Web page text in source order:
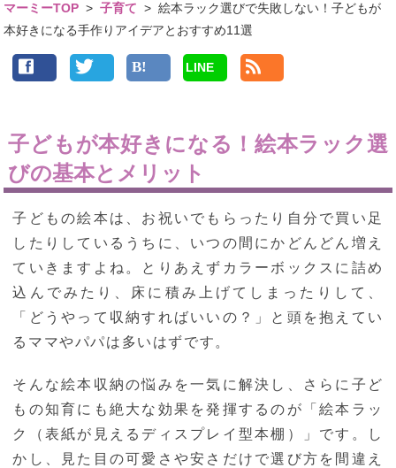
マーミーTOP >子育て >絵本ラック選びで失敗しない！子どもが
本好きになる手作りアイデアとおすすめ11選
LINE
子どもが本好きになる！絵本ラック選
びの基本とメリット
子どもの絵本は、お祝いでもらったり自分で買い足
したりしているうちに、いつの間にかどんどん増え
ていきますよね。とりあえずカラーボックスに詰め
込んでみたり、床に積み上げてしまったりして、
「どうやって収納すればいいの？」と頭を抱えてい
るママやパパは多いはずです。
そんな絵本収納の悩みを一気に解決し、さらに子ど
もの知育にも絶大な効果を発揮するのが「絵本ラッ
ク（表紙が見えるディスプレイ型本棚）」です。し
かし、見た目の可愛さや安さだけで選び方を間違え